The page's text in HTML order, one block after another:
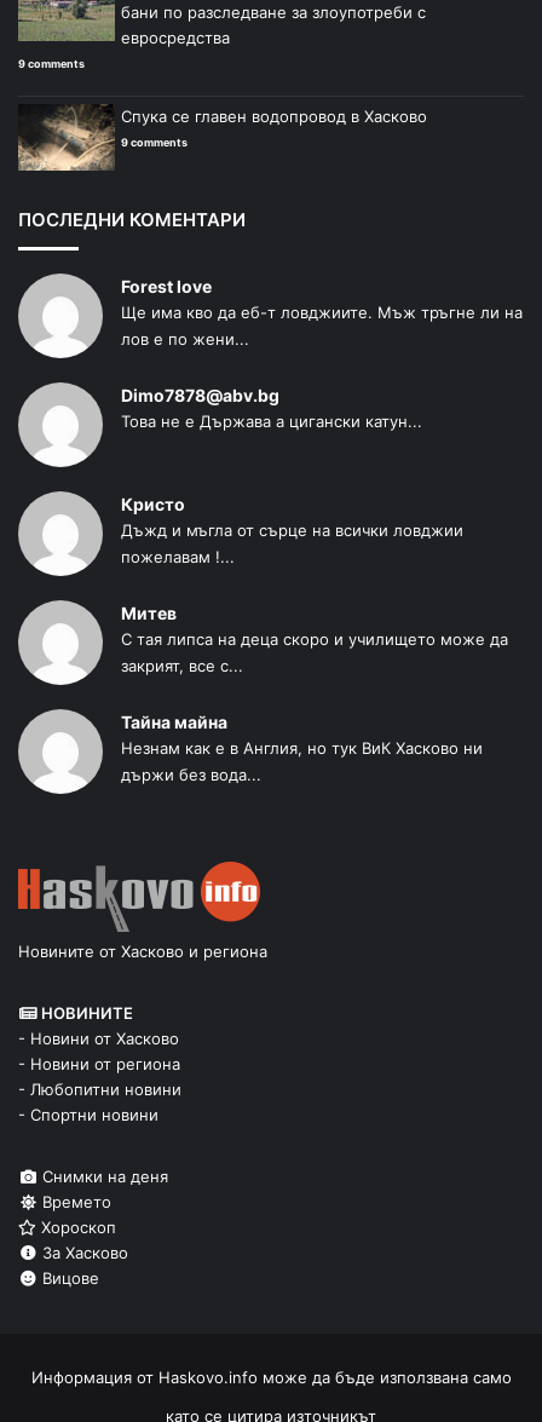
бани по разследване за злоупотреби с
евросредства
9 comments
Спука се главен водопровод в Хасково
9 comments
ПОСЛЕДНИ КОМЕНТАРИ
Forest love
Ще има кво да еб-т ловджиите. Мъж тръгне ли на
лов е по жени...
Dimo7878@abv.bg
Това не е Държава а цигански катун...
Кристо
Дъжд и мъгла от сърце на всички ловджии
пожелавам !...
Митев
С тая липса на деца скоро и училището може да
закрият, все с...
Тайна майна
Незнам как е в Англия, но тук ВиК Хасково ни
държи без вода...
Новините от Хасково и региона
НОВИНИТЕ
- Новини от Хасково
- Новини от региона
- Любопитни новини
- Спортни новини
Снимки на деня
Времето
Хороскоп
За Хасково
Вицове
Информация от Haskovo.info може да бъде използвана само
като се цитира източникът